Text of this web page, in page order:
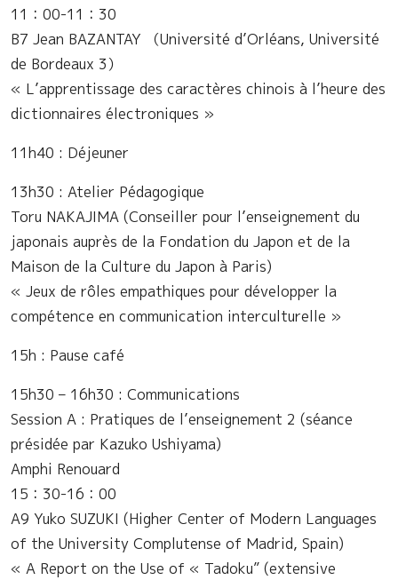
11：00-11：30
B7 Jean BAZANTAY （Université d’Orléans, Université
de Bordeaux 3）
« L’apprentissage des caractères chinois à l’heure des
dictionnaires électroniques »
11h40 : Déjeuner
13h30 : Atelier Pédagogique
Toru NAKAJIMA (Conseiller pour l’enseignement du
japonais auprès de la Fondation du Japon et de la
Maison de la Culture du Japon à Paris)
« Jeux de rôles empathiques pour développer la
compétence en communication interculturelle »
15h : Pause café
15h30 – 16h30 : Communications
Session A : Pratiques de l’enseignement 2 (séance
présidée par Kazuko Ushiyama)
Amphi Renouard
15：30-16：00
A9 Yuko SUZUKI (Higher Center of Modern Languages
of the University Complutense of Madrid, Spain)
« A Report on the Use of « Tadoku” (extensive